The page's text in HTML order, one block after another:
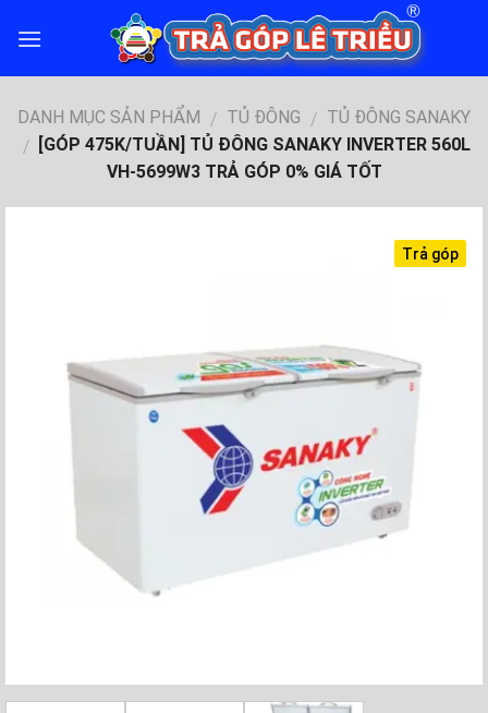
DANH MỤC SẢN PHẨM / TỦ ĐÔNG / TỦ ĐÔNG SANAKY
/
[GÓP 475K/TUẦN] TỦ ĐÔNG SANAKY INVERTER 560L
VH-5699W3 TRẢ GÓP 0% GIÁ TỐT
Trả góp